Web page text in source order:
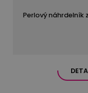
Perlový náhrdelník